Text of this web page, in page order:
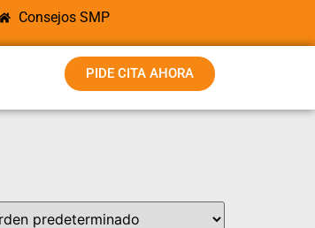
Consejos SMP
PIDE CITA AHORA